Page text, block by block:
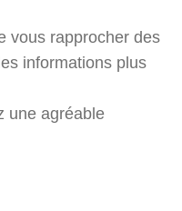
vous rapprocher des
informations plus
une agréable